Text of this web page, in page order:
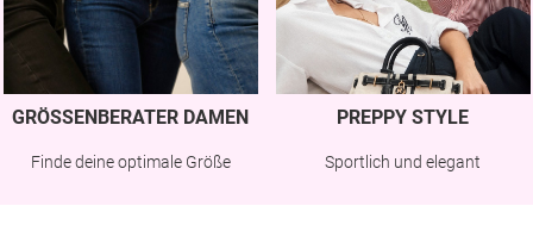
GRÖSSENBERATER DAMEN
Finde deine optimale Größe
PREPPY STYLE
Sportlich und elegant